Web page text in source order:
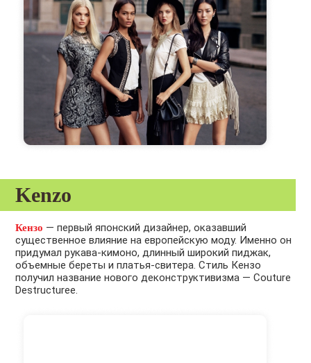
Kenzo
Кензо — первый японский дизайнер, оказавший
существенное влияние на европейскую моду. Именно он
придумал рукава-кимоно, длинный широкий пиджак,
объемные береты и платья-свитера. Стиль Кензо
получил название нового деконструктивизма — Couture
Destructuree.